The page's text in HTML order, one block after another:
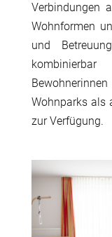
Verbindungen
Wohnformen
und
Wohnparks als
zur Verfügung.